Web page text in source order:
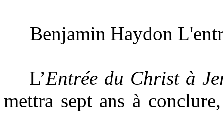
Benjamin Haydon
L’Entrée du Christ à
mettra sept ans à